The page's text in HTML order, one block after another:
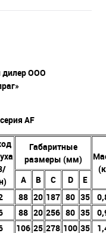
ООО
AF
Габаритные
размеры (мм)
A
B C D
E
88 20 187 80 35
88 20 256 80 35
106 25 278 100 35